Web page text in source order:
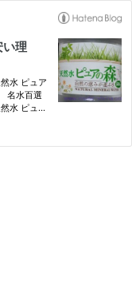
い理
水 ピュア
名水百選
水 ピュア